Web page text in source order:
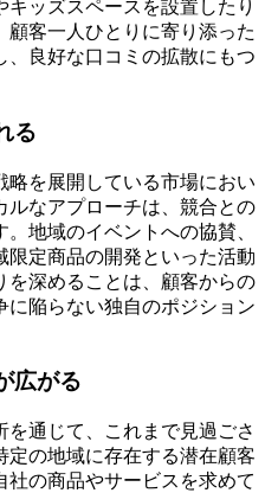
ッズスペースを設置したり
顧客一人ひとりに寄り添った
良好な口コミの拡散にもつ
る
を展開している市場におい
ルなアプローチは、競合との
地域のイベントへの協賛、
定商品の開発といった活動
を深めることは、顧客からの
陥らない独自のポジション
広がる
通じて、これまで見過ごさ
の地域に存在する潜在顧客
社の商品やサービスを求めて